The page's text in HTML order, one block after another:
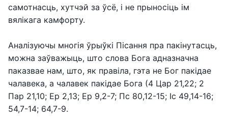
самотнасць, хутчэй за ўсё, і не прыносіць ім
вялікага камфорту.
Аналізуючы многія ўрыўкі Пісання пра пакінутасць,
можна заўважыць, што слова Бога адназначна
паказвае нам, што, як правіла, гэта не Бог пакідае
чалавека, а чалавек пакідае Бога (4 Цар 21,22; 2
Пар 21,10; Ер 2,13; Ер 9,2-7; Пс 80,12-15; Іс 49,14-16;
54,7-14; 64,7-9.